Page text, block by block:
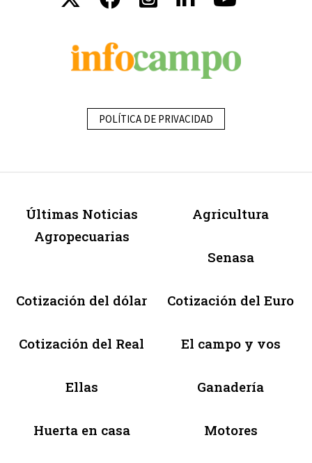
POLÍTICA DE PRIVACIDAD
Últimas Noticias
Agropecuarias
Agricultura
Senasa
Cotización del dólar Cotización del Euro
Cotización del Real El campo y vos
Ellas Ganadería
Huerta en casa Motores